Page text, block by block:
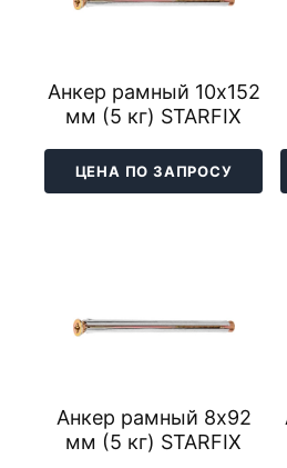
Анкер рамный 10х152
мм (5 кг) STARFIX
ЦЕНА ПО ЗАПРОСУ
Анкер рамный 8х92
мм (5 кг) STARFIX